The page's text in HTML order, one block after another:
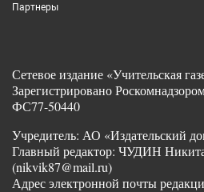
Партнеры
Сетевое издание «Учительская
Зарегистрировано
ФС77-50440
Учредитель: АО «Издательский
Главный редактор: ЧУДИН
(nikvik87@mail.ru)
Адрес электронной почты